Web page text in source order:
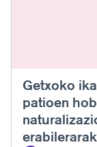
Getxoko
patioen